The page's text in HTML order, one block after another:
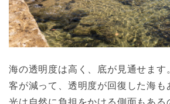
海の透明度は高く、底が見通せます
客が減って、透明度が回復した海も
光は自然に負担をかける側面もある